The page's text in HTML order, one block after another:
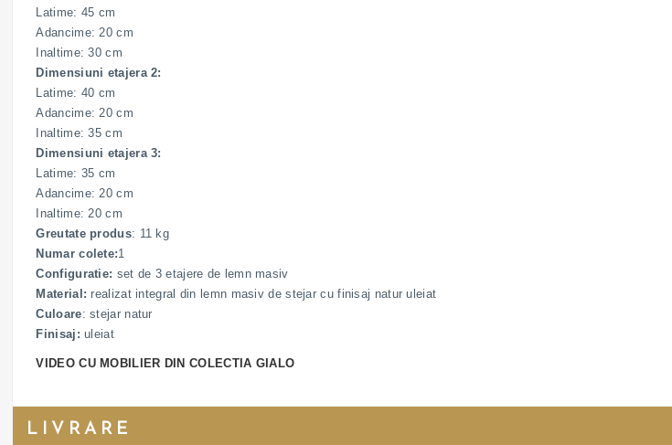
Latime: 45 cm
Adancime: 20 cm
Inaltime: 30 cm
Dimensiuni etajera 2:
Latime: 40 cm
Adancime: 20 cm
Inaltime: 35 cm
Dimensiuni etajera 3:
Latime: 35 cm
Adancime: 20 cm
Inaltime: 20 cm
Greutate produs: 11 kg
Numar colete:1
Configuratie: set de 3 etajere de lemn masiv
Material: realizat integral din lemn masiv de stejar cu finisaj natur uleiat
Culoare: stejar natur
Finisaj: uleiat
VIDEO CU MOBILIER DIN COLECTIA GIALO
LIVRARE